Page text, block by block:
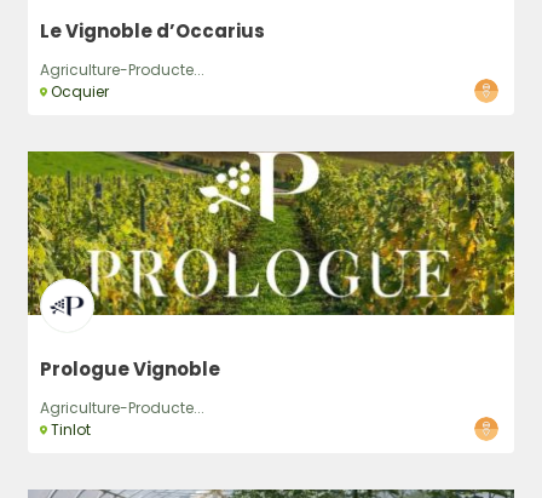
Le Vignoble d’Occarius
Agriculture-Producte...
Ocquier
Prologue Vignoble
Agriculture-Producte...
Tinlot